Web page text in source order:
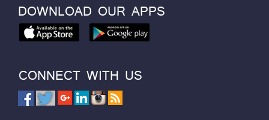
DOWNLOAD OUR APPS
CONNECT WITH US